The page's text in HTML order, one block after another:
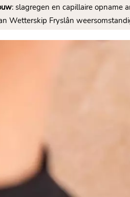
: slagregen en capillaire opname
Wetterskip Fryslân